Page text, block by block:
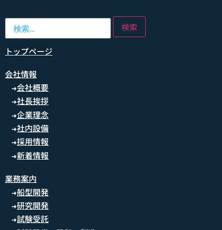
トップページ
会社情報
➜会社概要
➜社長挨拶
➜企業理念
➜社内設備
➜採用情報
➜新着情報
業務案内
➜船型開発
➜研究開発
➜試験受託